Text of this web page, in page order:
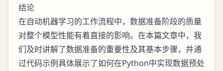
结论
在自动机器学习的工作流程中，数据准备阶段的质量
对整个模型性能有着直接的影响。在本篇文章中，我
们及时讲解了数据准备的重要性及其基本步骤，并通
过代码示例具体展示了如何在Python中实现数据预处